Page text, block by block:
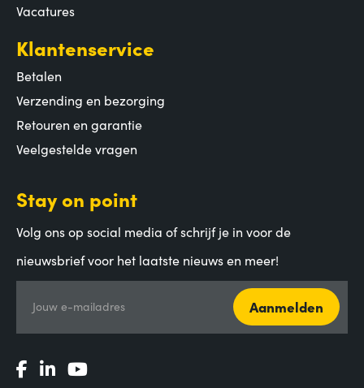
Vacatures
Klantenservice
Betalen
Verzending en bezorging
Retouren en garantie
Veelgestelde vragen
Stay on point
Volg ons op social media of schrijf je in voor de
nieuwsbrief voor het laatste nieuws en meer!
Jouw e-mailadres Aanmelden